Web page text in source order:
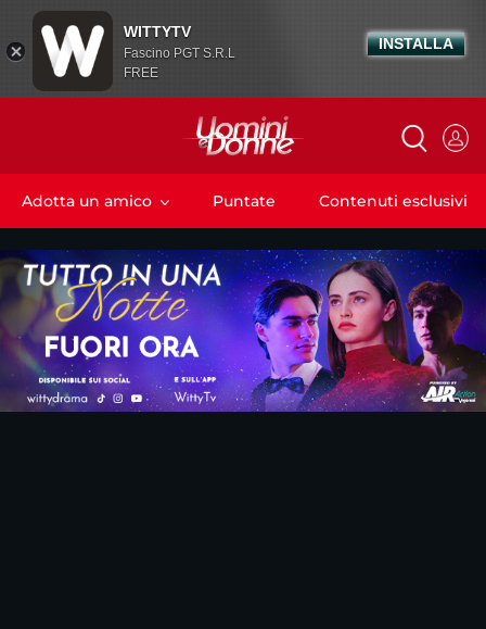
Adotta un amico Puntate Contenuti esclusivi
WITTYTV
Fascino PGT S.R.L
FREE
INSTALLA